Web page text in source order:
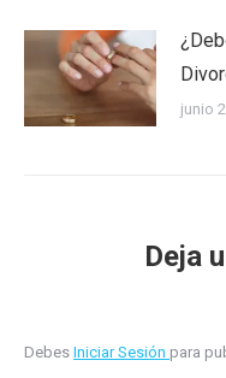
junio
Deja
Debes Iniciar Sesión para